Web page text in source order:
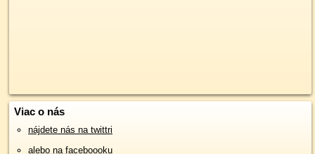
Viac o nás
nájdete nás na twittri
alebo na faceboooku